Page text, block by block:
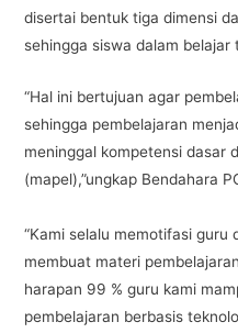
disertai bentuk tiga dimensi
sehingga siswa dalam
“Hal ini bertujuan agar
sehingga pembelajaran
meninggal kompetensi dasar
(mapel),”ungkap Bendahara
“Kami selalu memotifasi guru
membuat materi
harapan 99 % guru kami
pembelajaran berbasis